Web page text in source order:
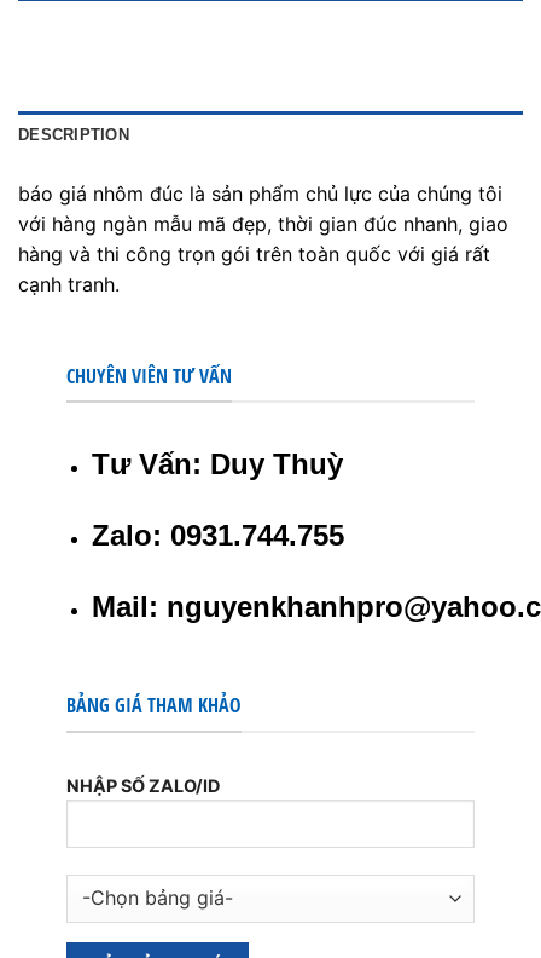
DESCRIPTION
báo giá nhôm đúc là sản phẩm chủ lực của chúng tôi
với hàng ngàn mẫu mã đẹp, thời gian đúc nhanh, giao
hàng và thi công trọn gói trên toàn quốc với giá rất
cạnh tranh.
CHUYÊN VIÊN TƯ VẤN
Tư Vấn: Duy Thuỳ
Zalo: 0931.744.755
Mail:
BẢNG GIÁ THAM KHẢO
NHẬP SỐ ZALO/ID